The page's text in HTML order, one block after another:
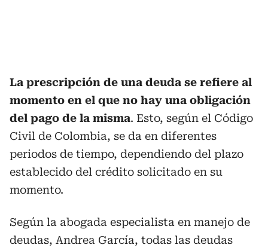
La prescripción de una deuda se refiere al
momento en el que no hay una obligación
del pago de la misma. Esto, según el Código
Civil de Colombia, se da en diferentes
periodos de tiempo, dependiendo del plazo
establecido del crédito solicitado en su
momento.
Según la abogada especialista en manejo de
deudas, Andrea García, todas las deudas